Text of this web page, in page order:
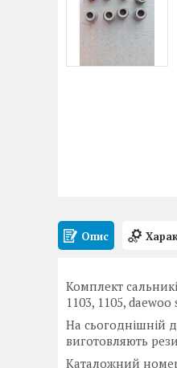
Опис
Комплект
1103, 1105,
На сьогоднішній
виготовляють
Каталожний